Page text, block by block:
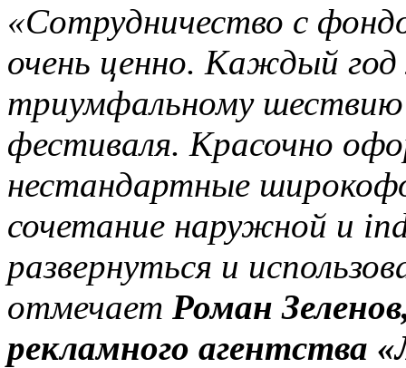
«Сотрудничество с
очень ценно. Каждый
триумфальному шествию
фестиваля. Красочно
нестандартные
сочетание наружной и
развернуться и
отмечает Роман
рекламного агентства